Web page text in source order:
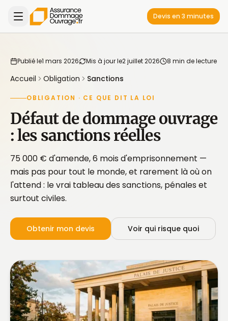
Devis en 3 minutes
Publié le1 mars 2026 Mis à jour le2 juillet 2026 8 min de lecture
Accueil Obligation Sanctions
OBLIGATION · CE QUE DIT LA LOI
Défaut de dommage ouvrage
: les sanctions réelles
75 000 € d'amende, 6 mois d'emprisonnement —
mais pas pour tout le monde, et rarement là où on
l'attend : le vrai tableau des sanctions, pénales et
surtout civiles.
Obtenir mon devis Voir qui risque quoi